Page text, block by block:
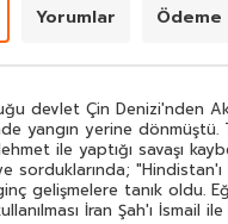
Yorumlar
devlet Çin Denizi'nden
yangın yerine
ile yaptığı savaşı
sorduklarında;
gelişmelere tanık oldu.
İran Şah'ı İsmail